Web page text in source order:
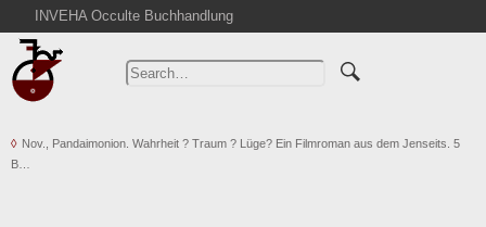
INVEHA Occulte Buchhandlung
Home
Advanced Search
CartNov., Pandaimonion. Wahrheit ? Traum ? Lüge? Ein Filmroman aus dem Jenseits. 5
B…